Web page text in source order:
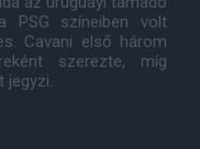
PSG színeiben volt
Cavani első három
szerezte, míg
jegyzi.